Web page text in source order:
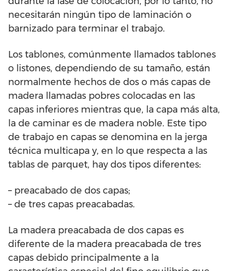
necesitarán ningún tipo de laminación o
barnizado para terminar el trabajo.
Los tablones, comúnmente llamados tablones
o listones, dependiendo de su tamaño, están
normalmente hechos de dos o más capas de
madera llamadas pobres colocadas en las
capas inferiores mientras que, la capa más alta,
la de caminar es de madera noble. Este tipo
de trabajo en capas se denomina en la jerga
técnica multicapa y, en lo que respecta a las
tablas de parquet, hay dos tipos diferentes:
– preacabado de dos capas;
– de tres capas preacabadas.
La madera preacabada de dos capas es
diferente de la madera preacabada de tres
capas debido principalmente a la